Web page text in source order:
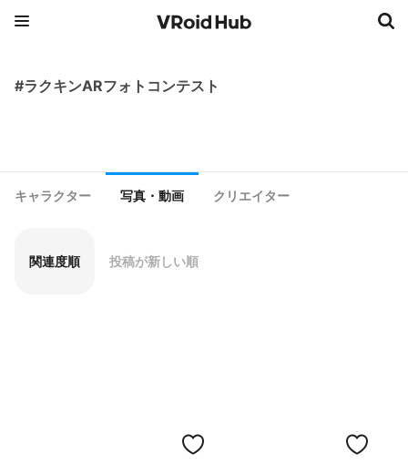
#ラクキンARフォトコンテスト
キャラクター 写真・動画 クリエイター
関連度順 投稿が新しい順